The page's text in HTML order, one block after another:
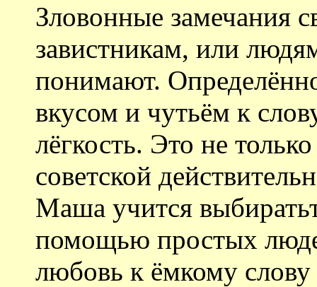
Зловонные замечания
завистникам, или
понимают.
вкусом и чутьём к
лёгкость. Это не
советской
Маша учится
помощью простых
любовь к ёмкому